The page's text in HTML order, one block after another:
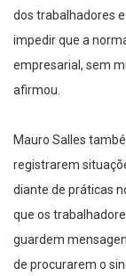
dos trabalhadores
impedir que a
empresarial, sem
afirmou.
Mauro Salles
registrarem
diante de práticas
que os
guardem
de procurarem o